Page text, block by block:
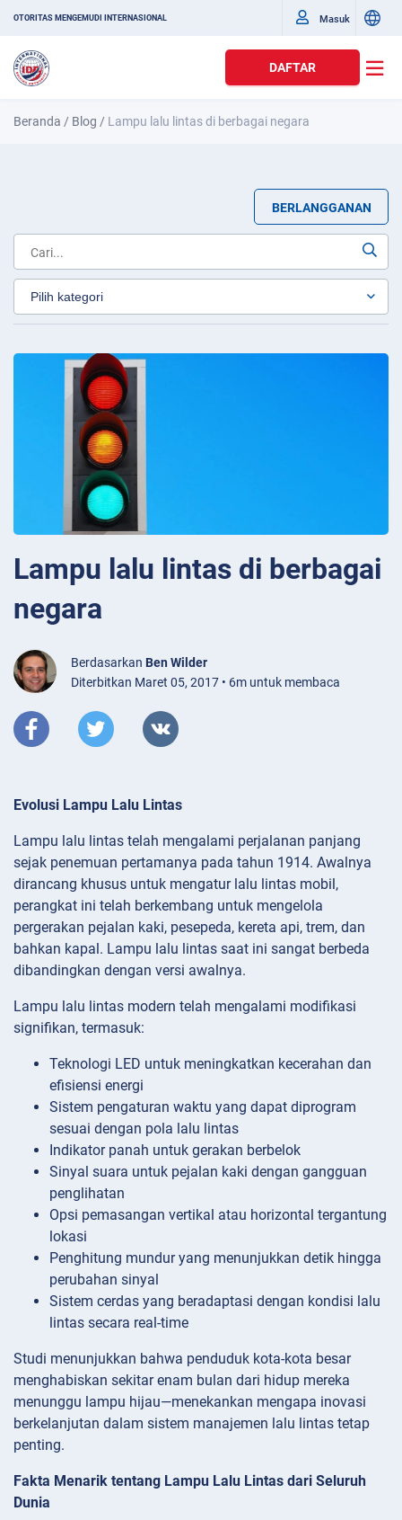
OTORITAS MENGEMUDI INTERNASIONAL Masuk
DAFTAR
Beranda / Blog / Lampu lalu lintas di berbagai negara
BERLANGGANAN
Lampu lalu lintas di berbagai
negara
Berdasarkan Ben Wilder
Diterbitkan Maret 05, 2017 • 6m untuk membaca
Evolusi Lampu Lalu Lintas
Lampu lalu lintas telah mengalami perjalanan panjang
sejak penemuan pertamanya pada tahun 1914. Awalnya
dirancang khusus untuk mengatur lalu lintas mobil,
perangkat ini telah berkembang untuk mengelola
pergerakan pejalan kaki, pesepeda, kereta api, trem, dan
bahkan kapal. Lampu lalu lintas saat ini sangat berbeda
dibandingkan dengan versi awalnya.
Lampu lalu lintas modern telah mengalami modifikasi
signifikan, termasuk:
Teknologi LED untuk meningkatkan kecerahan dan
efisiensi energi
Sistem pengaturan waktu yang dapat diprogram
sesuai dengan pola lalu lintas
Indikator panah untuk gerakan berbelok
Sinyal suara untuk pejalan kaki dengan gangguan
penglihatan
Opsi pemasangan vertikal atau horizontal tergantung
lokasi
Penghitung mundur yang menunjukkan detik hingga
perubahan sinyal
Sistem cerdas yang beradaptasi dengan kondisi lalu
lintas secara real-time
Studi menunjukkan bahwa penduduk kota-kota besar
menghabiskan sekitar enam bulan dari hidup mereka
menunggu lampu hijau—menekankan mengapa inovasi
berkelanjutan dalam sistem manajemen lalu lintas tetap
penting.
Fakta Menarik tentang Lampu Lalu Lintas dari Seluruh
Dunia